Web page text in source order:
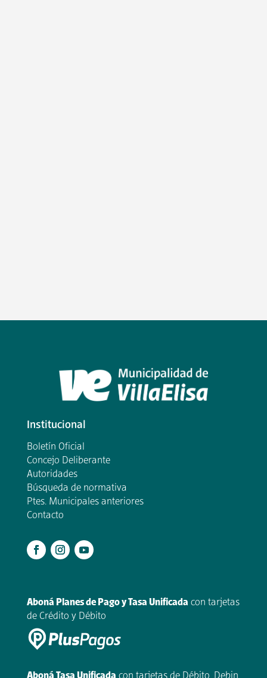
Institucional
Boletín Oficial
Concejo Deliberante
Autoridades
Búsqueda de normativa
Ptes. Municipales anteriores
Contacto
Aboná Planes de Pago y Tasa Unificada con tarjetas
de Crédito y Débito